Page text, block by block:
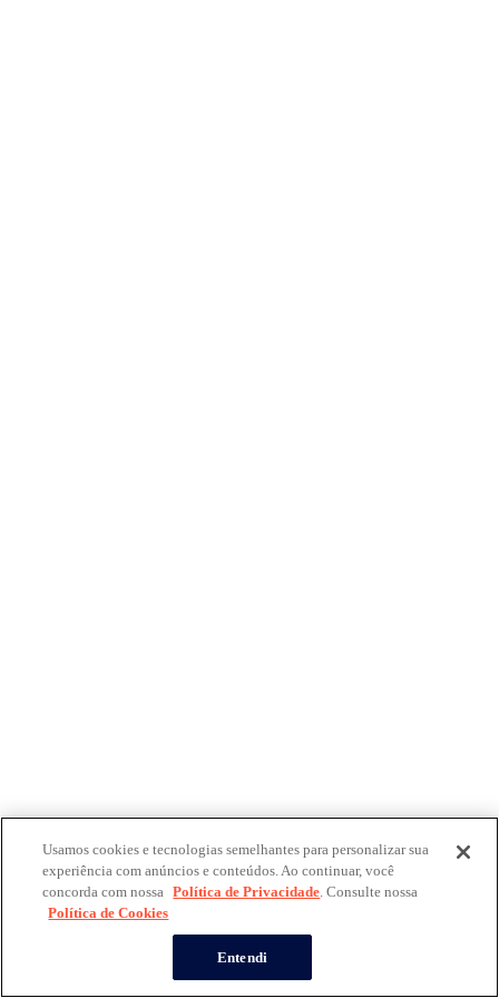
Usamos cookies e tecnologias semelhantes para personalizar sua
experiência com anúncios e conteúdos. Ao continuar, você
concorda com nossa Política de Privacidade. Consulte nossa
Política de Cookies
Entendi